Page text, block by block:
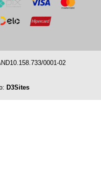
10.158.733/0001-02
D3Sites